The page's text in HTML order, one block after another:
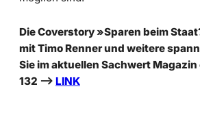
Die Coverstory »Sparen beim
mit Timo Renner und weitere
Sie im aktuellen Sachwert
132 –> LINK